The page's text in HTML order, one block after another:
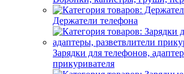
Держатели телефона
Зарядки для телефонов,
прикуривателя